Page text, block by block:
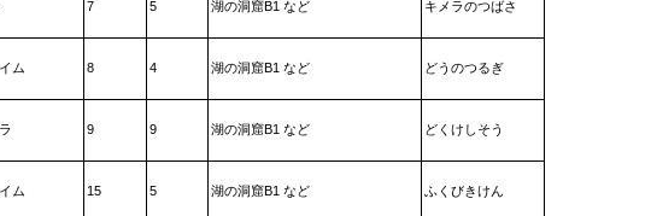
7 5 湖の洞窟B1 など キメラのつばさ
ム 8 4 湖の洞窟B1 など どうのつるぎ
9 9 湖の洞窟B1 など どくけしそう
ム 15 5 湖の洞窟B1 など ふくびきけん